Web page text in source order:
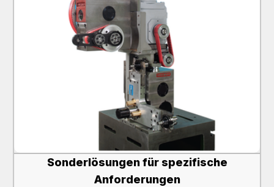
Sonderlösungen für spezifische
Anforderungen